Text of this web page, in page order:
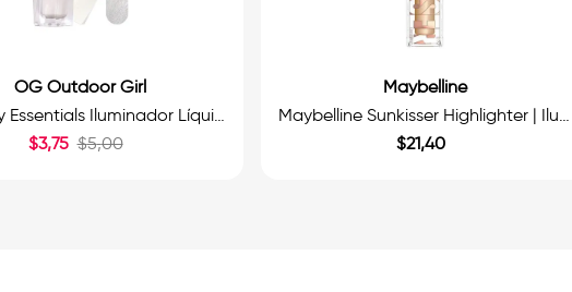
OG Outdoor Girl
OG Daily Essentials Iluminador Líquido 6.5ml.
$3,75 $5,00
Maybelline
Maybelline Sunkisser Highlighter | Iluminador Líquido 4.7ml.
$21,40